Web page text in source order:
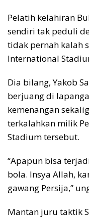
Pelatih kelahiran
sendiri tak peduli
tidak pernah kalah
International
Dia bilang, Yakob
berjuang di
kemenangan
terkalahkan milik
Stadium tersebut.
“Apapun bisa
bola. Insya Allah,
gawang Persija,”
Mantan juru taktik